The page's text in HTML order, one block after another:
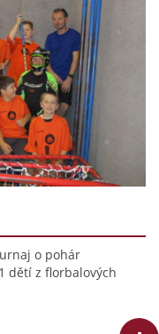
o pohár
dětí z florbalových